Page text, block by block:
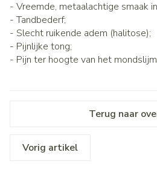
- Vreemde, metaalachtige smaak
- Tandbederf;
- Slecht ruikende adem (halitose);
- Pijnlijke tong;
- Pijn ter hoogte van het
Terug naar
Vorig artikel